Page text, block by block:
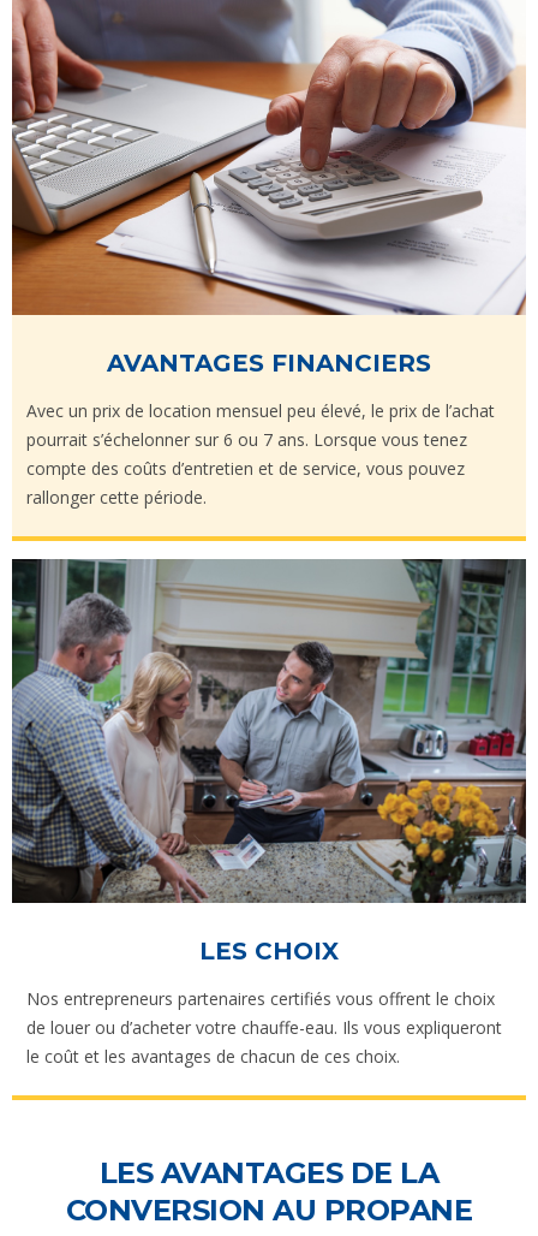
AVANTAGES FINANCIERS
Avec un prix de location mensuel peu élevé, le prix de l’achat
pourrait s’échelonner sur 6 ou 7 ans. Lorsque vous tenez
compte des coûts d’entretien et de service, vous pouvez
rallonger cette période.
LES CHOIX
Nos entrepreneurs partenaires certifiés vous offrent le choix
de louer ou d’acheter votre chauffe-eau. Ils vous expliqueront
le coût et les avantages de chacun de ces choix.
LES AVANTAGES DE LA
CONVERSION AU PROPANE